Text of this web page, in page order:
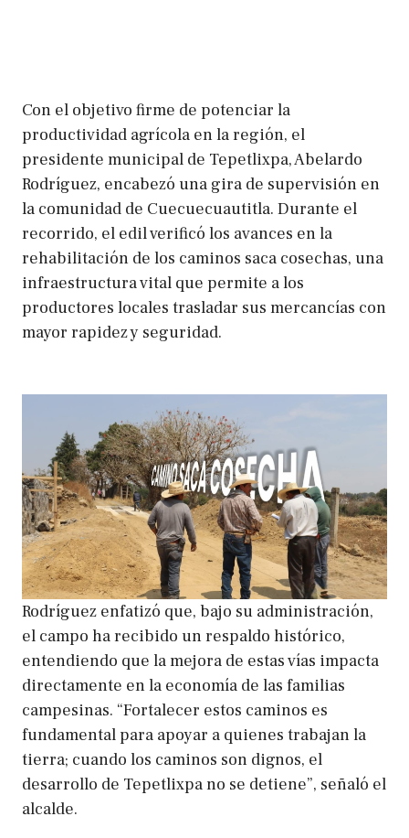
Con el objetivo firme de potenciar la
productividad agrícola en la región, el
presidente municipal de Tepetlixpa, Abelardo
Rodríguez, encabezó una gira de supervisión en
la comunidad de Cuecuecuautitla. Durante el
recorrido, el edil verificó los avances en la
rehabilitación de los caminos saca cosechas, una
infraestructura vital que permite a los
productores locales trasladar sus mercancías con
mayor rapidez y seguridad.
Rodríguez enfatizó que, bajo su administración,
el campo ha recibido un respaldo histórico,
entendiendo que la mejora de estas vías impacta
directamente en la economía de las familias
campesinas. “Fortalecer estos caminos es
fundamental para apoyar a quienes trabajan la
tierra; cuando los caminos son dignos, el
desarrollo de Tepetlixpa no se detiene”, señaló el
alcalde.